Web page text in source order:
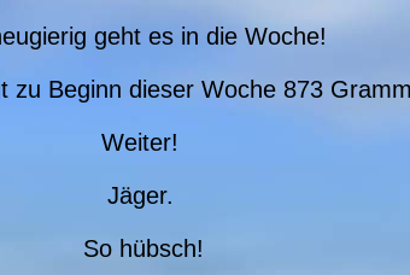
geht es in die Woche!
zu Beginn dieser Woche 873
Weiter!
Jäger.
So hübsch!